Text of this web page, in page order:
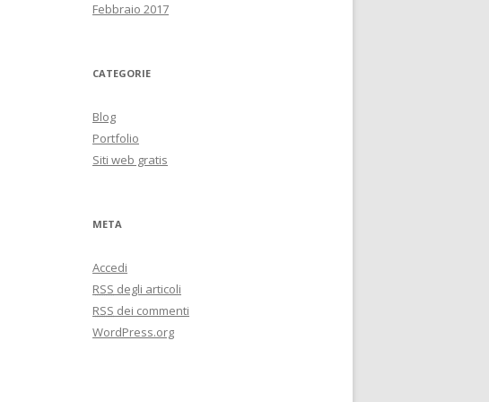
Febbraio 2017
CATEGORIE
Blog
Portfolio
Siti web gratis
META
Accedi
RSS degli articoli
RSS dei commenti
WordPress.org